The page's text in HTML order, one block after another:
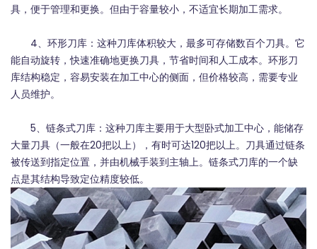
具，便于管理和更换。但由于容量较小，不适宜长期加工需求。
4、环形刀库：这种刀库体积较大，最多可存储数百个刀具。它
能自动旋转，快速准确地更换刀具，节省时间和人工成本。环形刀
库结构稳定，容易安装在加工中心的侧面，但价格较高，需要专业
人员维护。
5、链条式刀库：这种刀库主要用于大型卧式加工中心，能储存
大量刀具（一般在20把以上），有时可达120把以上。刀具通过链条
被传送到指定位置，并由机械手装到主轴上。链条式刀库的一个缺
点是其结构导致定位精度较低。